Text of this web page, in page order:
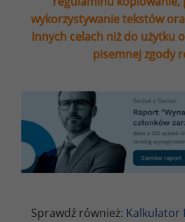
wykorzystywanie tekstów
innych celach niż do użytku
pisemnej zgody
Sprawdź również: Kalkulator